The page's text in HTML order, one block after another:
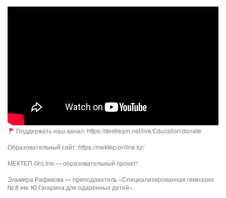
Поддержать наш канал: https://destream.net/live/Education/donate
Образовательный сайт: https://mektep-online.kz/
МЕКТЕП OnLine — образовательный проект!
Эльмира Рафикова — преподаватель «Специализированная гимназия
№ 8 им. Ю.Гагарина для одаренных детей».